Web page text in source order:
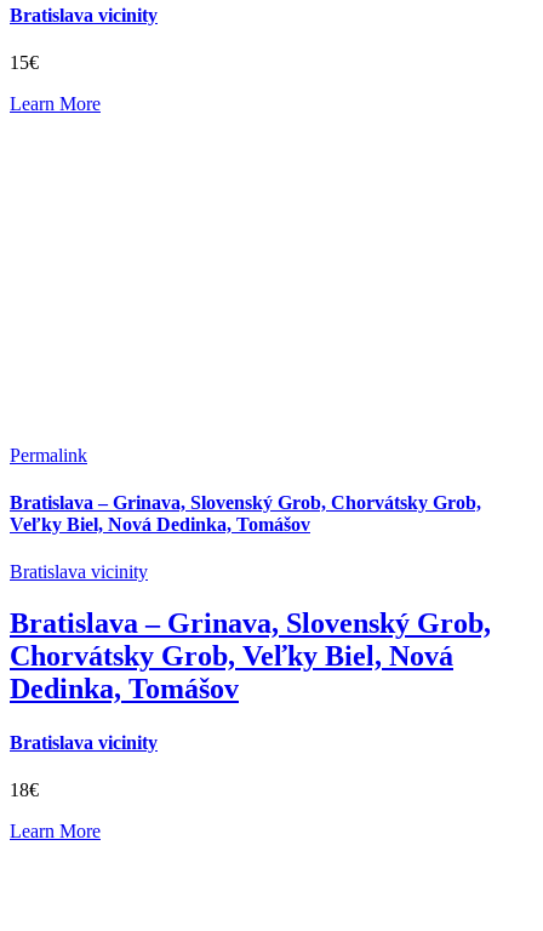
Bratislava vicinity
15€
Learn More
Permalink
Bratislava – Grinava, Slovenský Grob, Chorvátsky Grob,
Veľky Biel, Nová Dedinka, Tomášov
Bratislava vicinity
Bratislava – Grinava, Slovenský Grob,
Chorvátsky Grob, Veľky Biel, Nová
Dedinka, Tomášov
Bratislava vicinity
18€
Learn More